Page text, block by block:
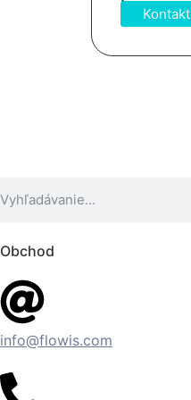
Kontakt
Obchod
info@flowis.com